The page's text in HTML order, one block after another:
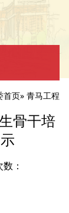
首页» 青马工程
骨干培
：